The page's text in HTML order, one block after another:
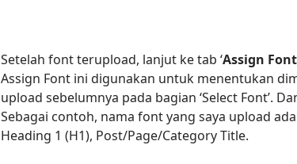
Setelah font terupload, lanjut ke tab ‘Assign Font
Assign Font ini digunakan untuk menentukan
upload sebelumnya pada bagian ‘Select Font’.
Sebagai contoh, nama font yang saya upload
Heading 1 (H1), Post/Page/Category Title.